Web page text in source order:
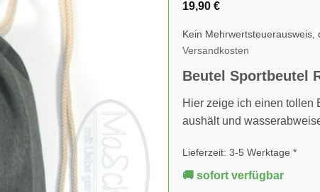
19,90 €
Kein
Versandkosten
Beutel Sportbeutel
Hier zeige ich einen tollen
aushält und
Lieferzeit: 3-5 Werktage *
🚚 sofort verfügbar